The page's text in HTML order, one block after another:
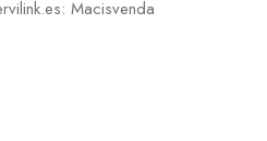
Macisvenda